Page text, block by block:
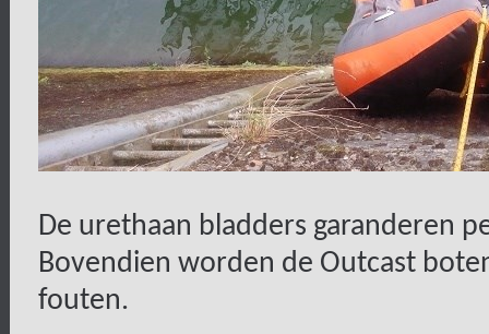
De urethaan bladders garanderen
Bovendien worden de Outcast
fouten.